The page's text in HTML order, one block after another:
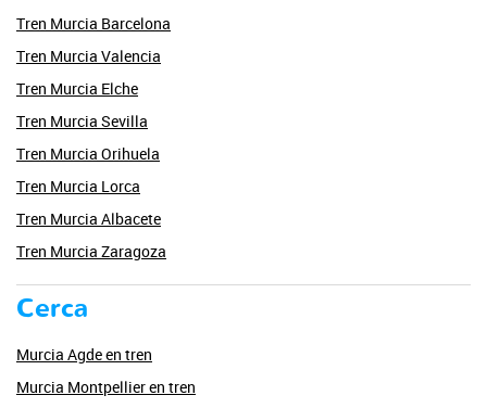
Tren Murcia Barcelona
Tren Murcia Valencia
Tren Murcia Elche
Tren Murcia Sevilla
Tren Murcia Orihuela
Tren Murcia Lorca
Tren Murcia Albacete
Tren Murcia Zaragoza
Cerca
Murcia Agde en tren
Murcia Montpellier en tren